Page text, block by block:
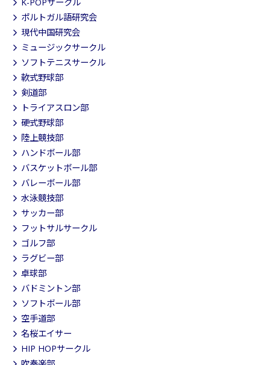
ポルトガル語研究会
現代中国研究会
ミュージックサークル
ソフトテニスサークル
軟式野球部
剣道部
トライアスロン部
硬式野球部
陸上競技部
ハンドボール部
バスケットボール部
バレーボール部
水泳競技部
サッカー部
フットサルサークル
ゴルフ部
ラグビー部
卓球部
バドミントン部
ソフトボール部
空手道部
名桜エイサー
HIP HOPサークル